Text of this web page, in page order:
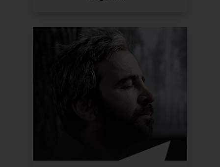
en présence du réalisateur